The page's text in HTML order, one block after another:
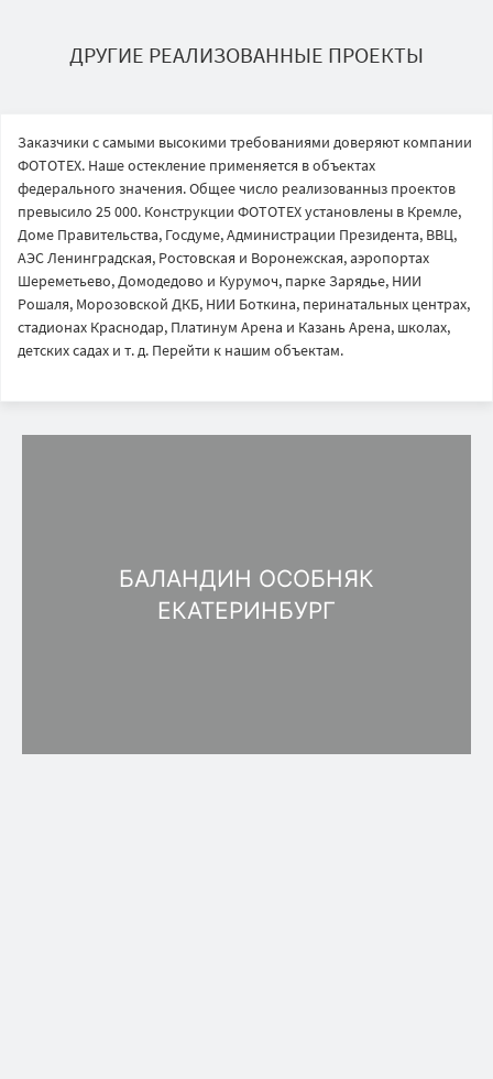
ДРУГИЕ РЕАЛИЗОВАННЫЕ ПРОЕКТЫ
Заказчики с самыми высокими требованиями доверяют компании
ФОТОТЕХ. Наше остекление применяется в объектах
федерального значения. Общее число реализованныз проектов
превысило 25 000. Конструкции ФОТОТЕХ установлены в Кремле,
Доме Правительства, Госдуме, Администрации Президента, ВВЦ,
АЭС Ленинградская, Ростовская и Воронежская, аэропортах
Шереметьево, Домодедово и Курумоч, парке Зарядье, НИИ
Рошаля, Морозовской ДКБ, НИИ Боткина, перинатальных центрах,
стадионах Краснодар, Платинум Арена и Казань Арена, школах,
детских садах и т. д. Перейти к нашим объектам.
БАЛАНДИН ОСОБНЯК
ЕКАТЕРИНБУРГ